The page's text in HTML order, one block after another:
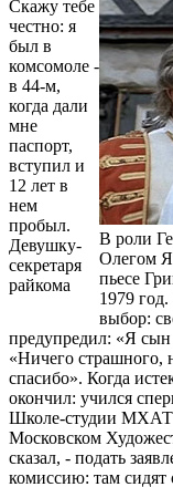
В роли
Олегом
пьесе
1979
выбор:
Скажу тебе
честно: я
был в
комсомоле -
в 44-м,
когда дали
мне
паспорт,
вступил и
12 лет в
нем
пробыл.
Девушку-
секретаря
райкома
предупредил: «Я сын
«Ничего
спасибо». Когда
окончил: учился
Школе-студии МХАТ
Московском
сказал, - подать
комиссию: там сидят